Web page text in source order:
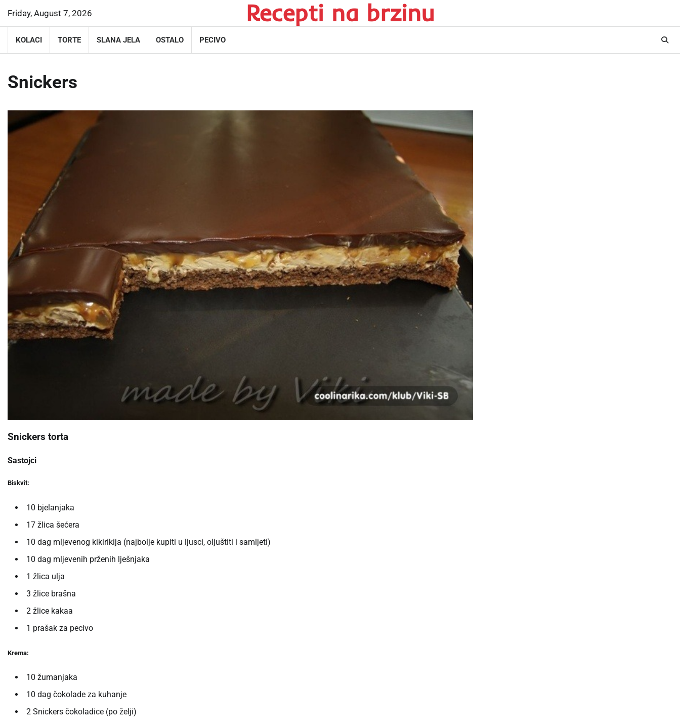
content
Friday, August 7, 2026 Recepti na brzinu
KOLACI TORTE SLANA JELA OSTALO PECIVO
Snickers
Snickers torta
Sastojci
Biskvit:
10 bjelanjaka
17 žlica šećera
10 dag mljevenog kikirikija (najbolje kupiti u ljusci, oljuštiti i samljeti)
10 dag mljevenih prženih lješnjaka
1 žlica ulja
3 žlice brašna
2 žlice kakaa
1 prašak za pecivo
Krema:
10 žumanjaka
10 dag čokolade za kuhanje
2 Snickers čokoladice (po želji)